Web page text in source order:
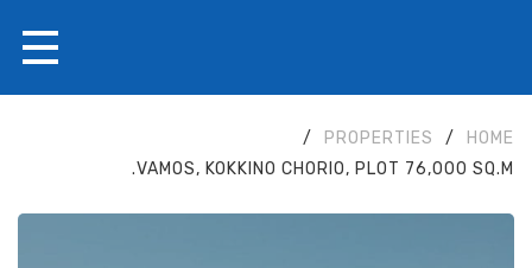
HOME
/
PROPERTIES
/
VAMOS, KOKKINO CHORIO, PLOT 76,000 SQ.M.